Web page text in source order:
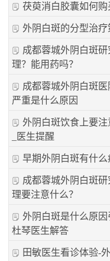
茯萸消白胶囊如何
外阴白斑的分型治
成都蓉城外阴白斑
理？能用药吗？
成都蓉城外阴白斑
严重是什么原因
外阴白斑饮食上要
_医生提醒
早期外阴白斑有什
成都蓉城外阴白斑
理要注意什么？
外阴白斑是什么原
杜琴医生解答
田敏医生看诊体验-